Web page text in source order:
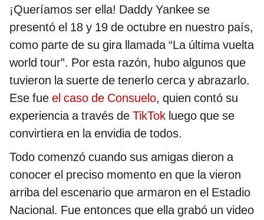
¡Queríamos ser ella! Daddy Yankee se
presentó el 18 y 19 de octubre en nuestro país,
como parte de su gira llamada “La última vuelta
world tour”. Por esta razón, hubo algunos que
tuvieron la suerte de tenerlo cerca y abrazarlo.
Ese fue el caso de Consuelo, quien contó su
experiencia a través de TikTok luego que se
convirtiera en la envidia de todos.
Todo comenzó cuando sus amigas dieron a
conocer el preciso momento en que la vieron
arriba del escenario que armaron en el Estadio
Nacional. Fue entonces que ella grabó un video